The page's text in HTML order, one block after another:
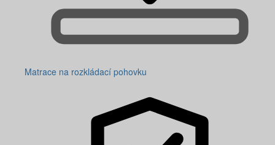
Matrace na rozkládací pohovku